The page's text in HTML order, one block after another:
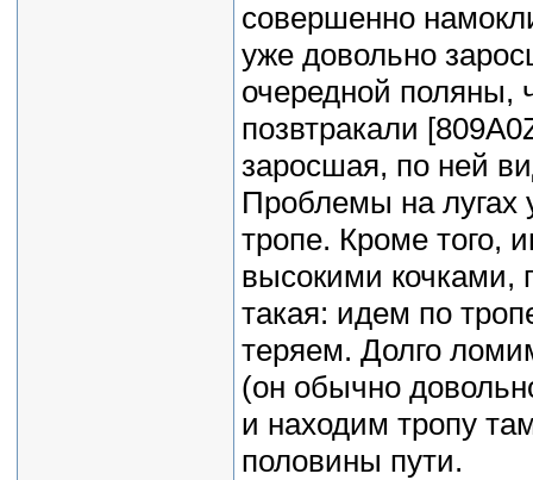
совершенно
уже довольно
очередной поляны,
позвтракали
заросшая, по ней
Проблемы на лугах
тропе. Кроме того,
высокими кочками,
такая: идем по
теряем. Долго
(он обычно
и находим тропу
половины пути.